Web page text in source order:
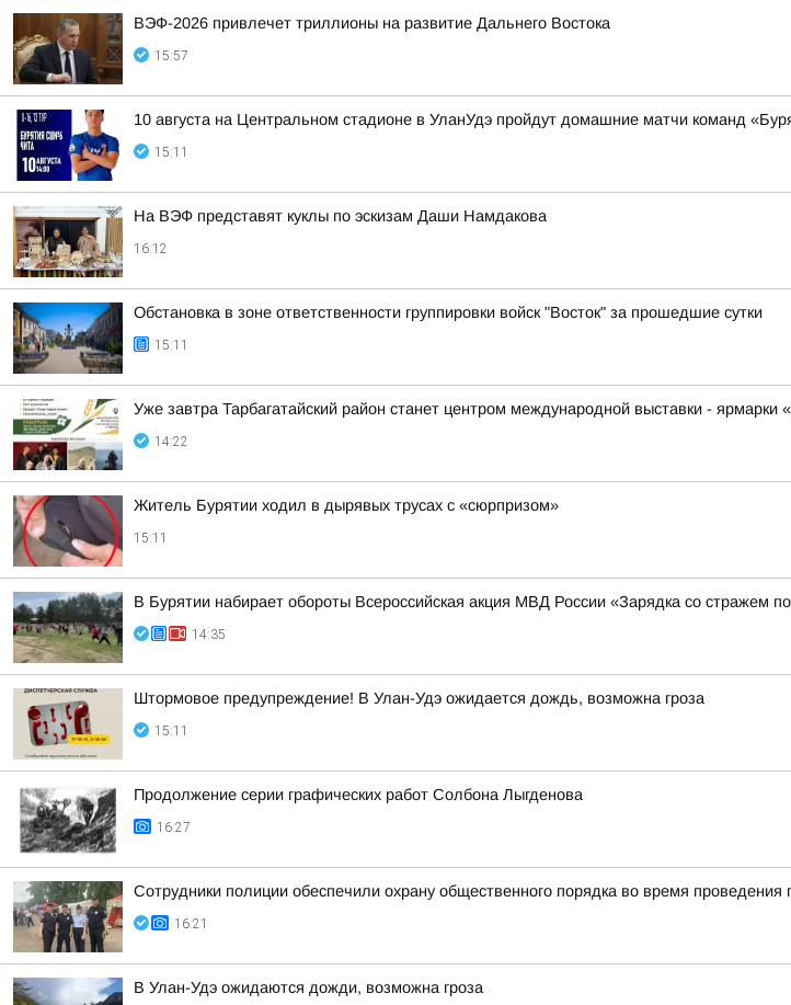
ВЭФ-2026 привлечет триллионы на развитие Дальнего Востока
15:57
10 августа на Центральном стадионе в УланУдэ пройдут домашние матчи команд
15:11
На ВЭФ представят куклы по эскизам Даши Намдакова
16:12
Обстановка в зоне ответственности группировки войск "Восток" за прошедшие сутки
15:11
Уже завтра Тарбагатайский район станет центром международной выставки - ярмарки
14:22
Житель Бурятии ходил в дырявых трусах с «сюрпризом»
15:11
В Бурятии набирает обороты Всероссийская акция МВД России «Зарядка со стражем
14:35
Штормовое предупреждение! В Улан-Удэ ожидается дождь, возможна гроза
15:11
Продолжение серии графических работ Солбона Лыгденова
16:27
Сотрудники полиции обеспечили охрану общественного порядка во время
16:21
В Улан-Удэ ожидаются дожди, возможна гроза